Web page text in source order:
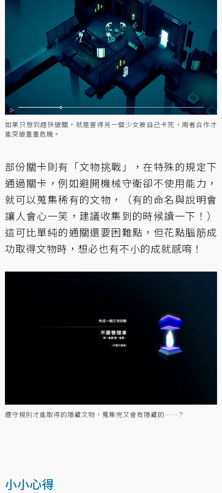
如果只想到趕快破關，就是害得另一個少女被自己卡死，兩者合作才
能突破重重危機。
部份關卡則有「文物挑戰」，在特殊的規定下
通過關卡，例如避開機械守衛卻不使用能力，
就可以蒐集稀有的文物，（有的命名與說明會
讓人會心一笑，建議收集到的時候讀一下！）
這可比單純的通關還要困難點，但花點腦筋成
功取得文物時，想必也有不小的成就感唷！
遵守規則才能取得的隱藏文物，蒐集完又會有隱藏的……？
小小心得